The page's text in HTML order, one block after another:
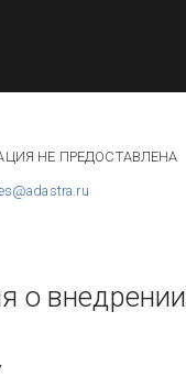
НЕ ПРЕДОСТАВЛЕНА
о внедрении